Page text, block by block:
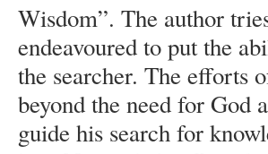
Wisdom”. The author
endeavoured to put the
the searcher. The efforts
beyond the need for God
guide his search for